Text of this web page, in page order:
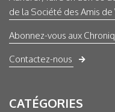
de la Société des Amis de
Abonnez-vous aux
Contactez-nous
CATÉGORIES